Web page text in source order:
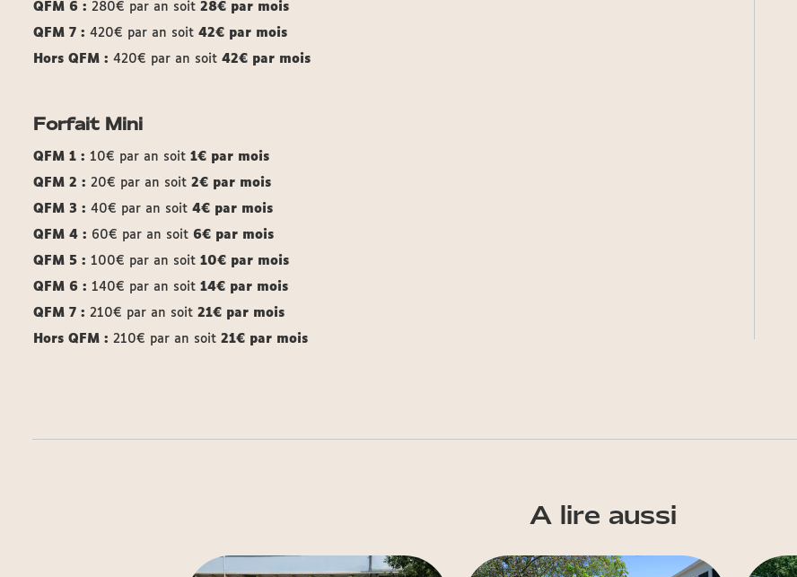
QFM 6 : 280€ par an soit 28€ par mois
QFM 7 : 420€ par an soit 42€ par mois
Hors QFM : 420€ par an soit 42€ par mois
Forfait Mini
QFM 1 : 10€ par an soit 1€ par mois
QFM 2 : 20€ par an soit 2€ par mois
QFM 3 : 40€ par an soit 4€ par mois
QFM 4 : 60€ par an soit 6€ par mois
QFM 5 : 100€ par an soit 10€ par mois
QFM 6 : 140€ par an soit 14€ par mois
QFM 7 : 210€ par an soit 21€ par mois
Hors QFM : 210€ par an soit 21€ par mois
A lire aussi